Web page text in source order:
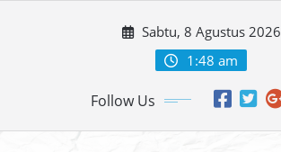
Sabtu, 8 Agustus 2026
1:48 am
Follow Us